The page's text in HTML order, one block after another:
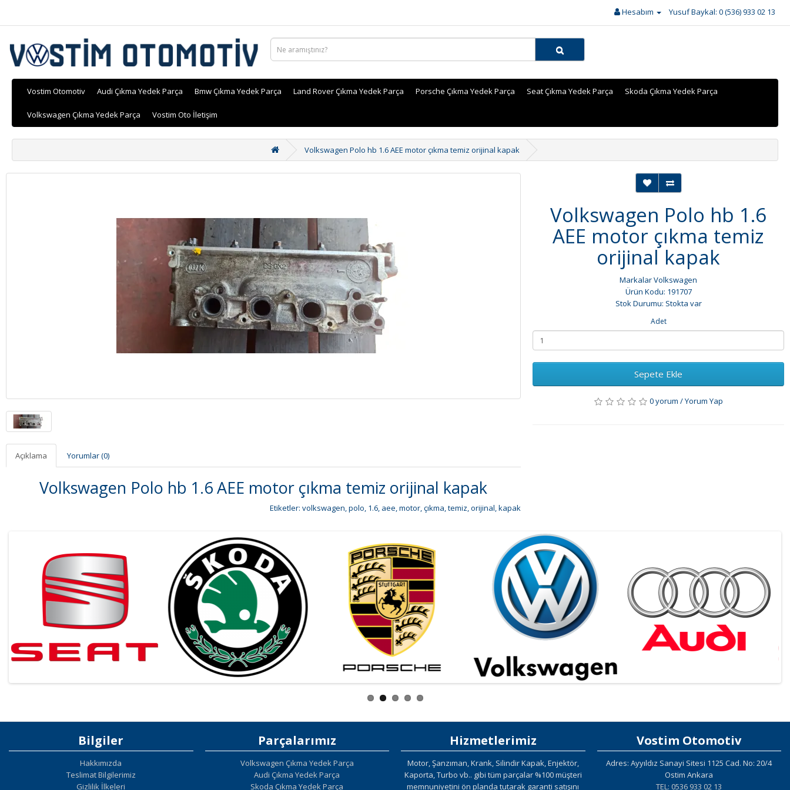
Hesabım Yusuf Baykal: 0 (536) 933 02 13
Vostim Otomotiv Audi Çıkma Yedek Parça Bmw Çıkma Yedek Parça Land Rover Çıkma Yedek Parça Porsche Çıkma Yedek Parça Seat Çıkma Yedek Parça Skoda Çıkma Yedek Parça
Volkswagen Çıkma Yedek Parça Vostim Oto İletişim
Volkswagen Polo hb 1.6 AEE motor çıkma temiz orijinal kapak
Açıklama Yorumlar (0)
Volkswagen Polo hb 1.6 AEE motor çıkma temiz orijinal kapak
Volkswagen Polo hb 1.6
AEE motor çıkma temiz
orijinal kapak
MarkalarVolkswagen
Ürün Kodu: 191707
Stok Durumu: Stokta var
Adet
Sepete Ekle
0 yorum /Yorum Yap
Etiketler: volkswagen,polo, 1.6, aee,motor,çıkma,temiz,orijinal,kapak
Bilgiler
Hakkımızda
Teslimat Bilgilerimiz
Gizlilik İlkeleri
Parçalarımız
Volkswagen Çıkma Yedek Parça
Audi Çıkma Yedek Parça
Skoda Çıkma Yedek Parça
Hizmetlerimiz
Motor, Şanzıman, Krank, Silindir Kapak, Enjektör,
Kaporta, Turbo vb.. gibi tüm parçalar %100 müşteri
memnuniyetini ön planda tutarak garanti satışını
Vostim Otomotiv
Adres: Ayyıldız Sanayi Sitesi 1125 Cad. No: 20/4
Ostim Ankara
TEL: 0536 933 02 13